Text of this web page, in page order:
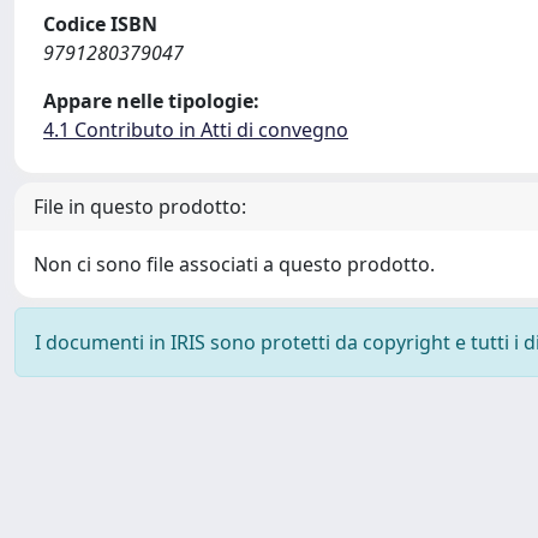
Codice ISBN
9791280379047
Appare nelle tipologie:
4.1 Contributo in Atti di convegno
File in questo prodotto:
Non ci sono file associati a questo prodotto.
I documenti in IRIS sono protetti da copyright e tutti i